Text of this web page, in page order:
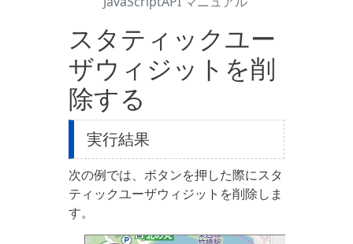
スタティックユー
ザウィジットを削
除する
実行結果
次の例では、ボタンを押した際にスタ
ティックユーザウィジットを削除しま
す。